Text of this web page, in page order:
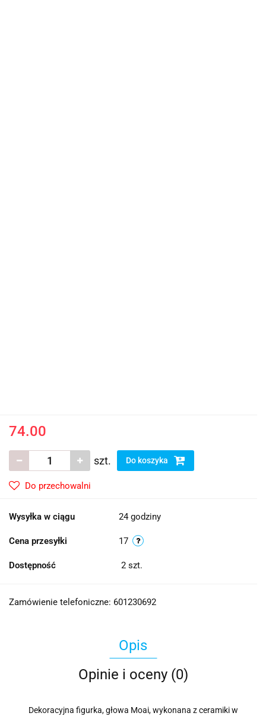
74.00
szt. Do koszyka
Do przechowalni
Wysyłka w ciągu 24 godziny
Cena przesyłki 17
Dostępność 2 szt.
Zamówienie telefoniczne: 601230692
Opis
Opinie i oceny (0)
Dekoracyjna figurka, głowa Moai, wykonana z ceramiki w